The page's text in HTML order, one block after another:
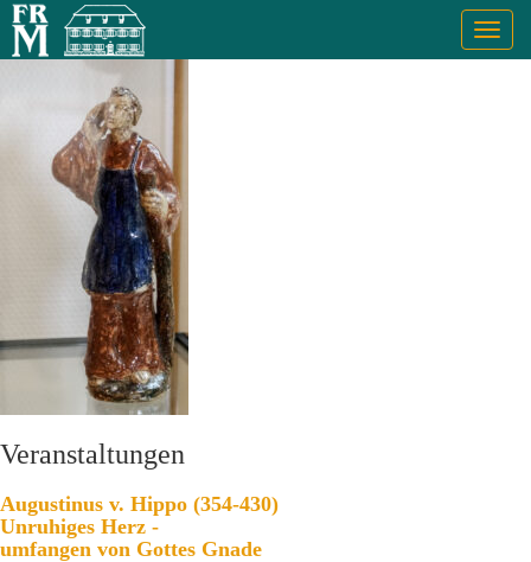
Veranstaltungen
Augustinus v. Hippo (354-430)
Unruhiges Herz -
umfangen von Gottes Gnade